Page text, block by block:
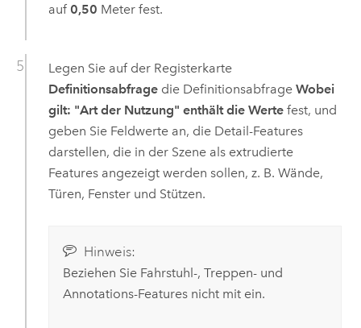
auf 0,50 Meter fest.
Legen Sie auf der Registerkarte
Definitionsabfragedie Definitionsabfrage Wobei
gilt: "Art der Nutzung" enthält die Wertefest, und
geben Sie Feldwerte an, die Detail-Features
darstellen, die in der Szene als extrudierte
Features angezeigt werden sollen, z. B. Wände,
Türen, Fenster und Stützen.
Hinweis:
Beziehen Sie Fahrstuhl-, Treppen- und
Annotations-Features nicht mit ein.